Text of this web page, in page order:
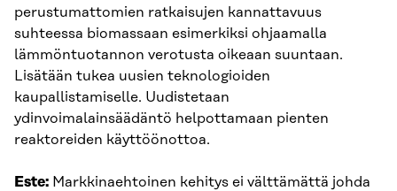
perustumattomien ratkaisujen kannattavuus
suhteessa biomassaan esimerkiksi ohjaamalla
lämmöntuotannon verotusta oikeaan suuntaan.
Lisätään tukea uusien teknologioiden
kaupallistamiselle. Uudistetaan
ydinvoimalainsäädäntö helpottamaan pienten
reaktoreiden käyttöönottoa.
Este: Markkinaehtoinen kehitys ei välttämättä johda